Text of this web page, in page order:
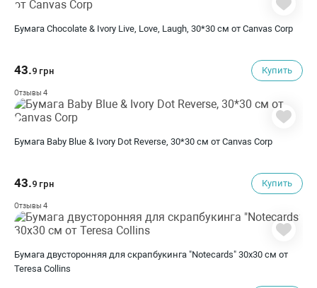
Бумага Chocolate & Ivory Live, Love, Laugh, 30*30 см от Canvas Corp
43.9 грн Купить
Отзывы 4
Бумага Baby Blue & Ivory Dot Reverse, 30*30 см от Canvas Corp
43.9 грн Купить
Отзывы 4
Бумага двусторонняя для скрапбукинга "Notecards" 30х30 см от
Teresa Collins